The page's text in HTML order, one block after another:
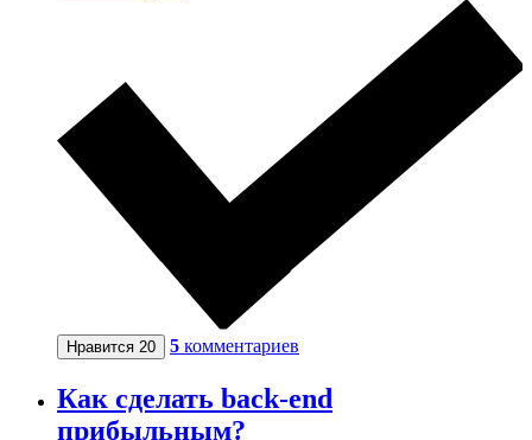
Нравится 20 5 комментариев
Как сделать back-end
прибыльным?